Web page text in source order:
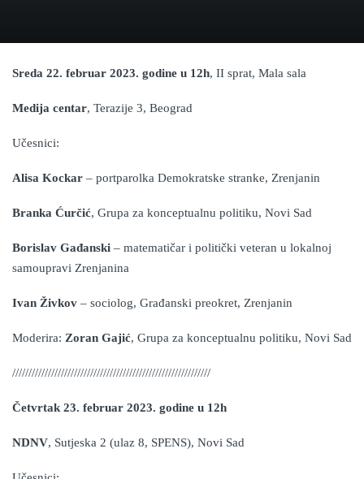
Sreda 22. februar 2023. godine u 12h, II sprat, Mala sala
Medija centar, Terazije 3, Beograd
Učesnici:
Alisa Kockar – portparolka Demokratske stranke, Zrenjanin
Branka Ćurčić, Grupa za konceptualnu politiku, Novi Sad
Borislav Gađanski – matematičar i politički veteran u lokalnoj
samoupravi Zrenjanina
Ivan Živkov – sociolog, Građanski preokret, Zrenjanin
Moderira: Zoran Gajić, Grupa za konceptualnu politiku, Novi Sad
/////////////////////////////////////////////////////////////
Četvrtak 23. februar 2023. godine u 12h
NDNV, Sutjeska 2 (ulaz 8, SPENS), Novi Sad